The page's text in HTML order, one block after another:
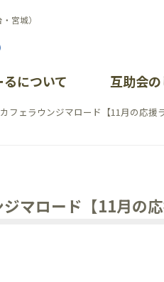
宮城）
について
資料請求
互助会
加盟店案内
CSR活動
カフェラウンジマロード【11月の応援
マロード【11月の